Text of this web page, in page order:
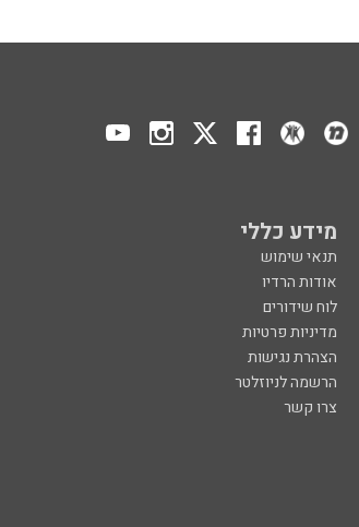
מידע כללי
תנאי שימוש
אודות הרדיו
לוח שידורים
מדיניות פרטיות
הצהרת נגישות
הרשמה לניוזלטר
צרו קשר